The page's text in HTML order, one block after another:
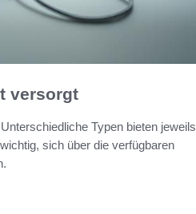
versorgt
Typen bieten jeweils
sich über die verfügbaren